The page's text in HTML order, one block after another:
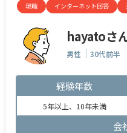
現職 インターネット回答
hayatoさ
男性 30代前半
経験年数
5年以上、10年未満
会